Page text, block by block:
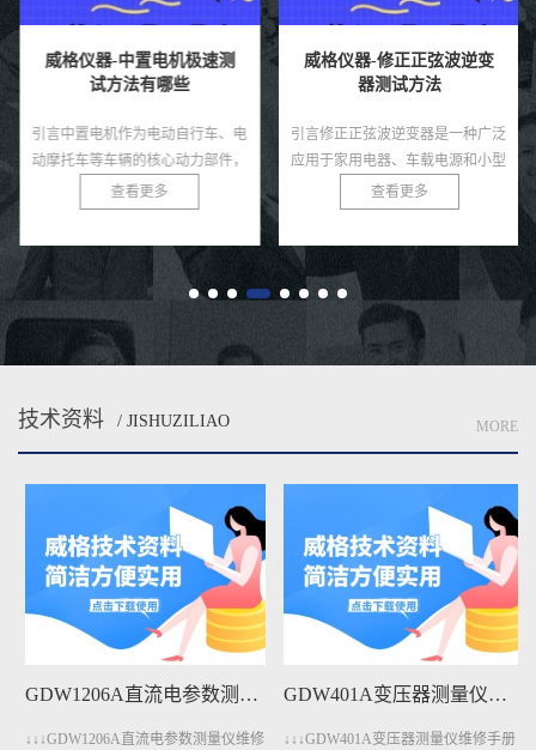
威格仪器-中置电机极速测
试方法有哪些
引言中置电机作为电动自行车、电
动摩托车等车辆的核心动力部件，
因其高效的动力传输和优化的重心
分布而备受青睐。在高性能应用场
查看更多
威格仪器-修正正弦波逆变
器测试方法
引言修正正弦波逆变器是一种广泛
应用于家用电器、车载电源和小型
太阳能系统中的电力转换设备，相
较于纯正弦波逆变器，其成本较低
求...
查看更多
技术资料 / JISHUZILIAO MORE
GDW1206A直流电参数测量仪维修手册下载
↓↓↓GDW1206A直流电参数测量仪维修
GDW401A变压器测量仪维修手册下载
↓↓↓GDW401A变压器测量仪维修手册